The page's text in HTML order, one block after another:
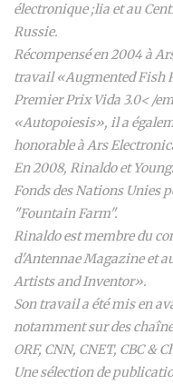
électronique ;lia et au
Russie.
Récompensé en 2004 à
travail «Augmented Fish
Premier PrixVida 3.0< /
«Autopoiesis», il a
honorable àArs
En 2008, Rinaldo et
Fonds des Nations Unies
"Fountain Farm".
Rinaldo est membre du
d'Antennae Magazineet
Artists and Inventor».
Son travail a été mis en
notamment sur des
ORF, CNN, CNET, CBC &
Une sélection de